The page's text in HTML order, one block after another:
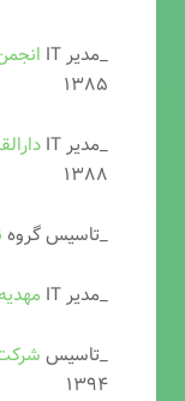
_مدیر IT
۱۳۸۵
_مدیر IT
۱۳۸۸
_تاسیس گروه
_مدیر IT
_تاسیس
۱۳۹۴